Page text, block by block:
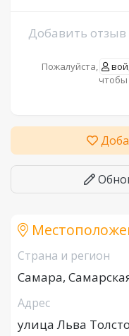
Добавить отзыв
Пожалуйста,
Страна и регион
Самара,
Адрес
улица Льва